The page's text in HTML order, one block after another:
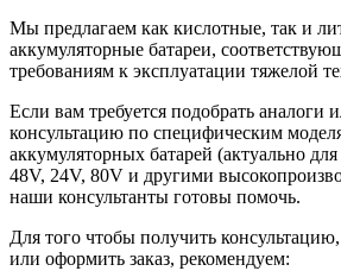
Мы предлагаем как кислотные, так и
аккумуляторные батареи,
требованиям к эксплуатации тяжелой
Если вам требуется подобрать аналоги
консультацию по специфическим
аккумуляторных батарей (актуально
48V, 24V, 80V и другими
наши консультанты готовы помочь.
Для того чтобы получить
или оформить заказ, рекомендуем: